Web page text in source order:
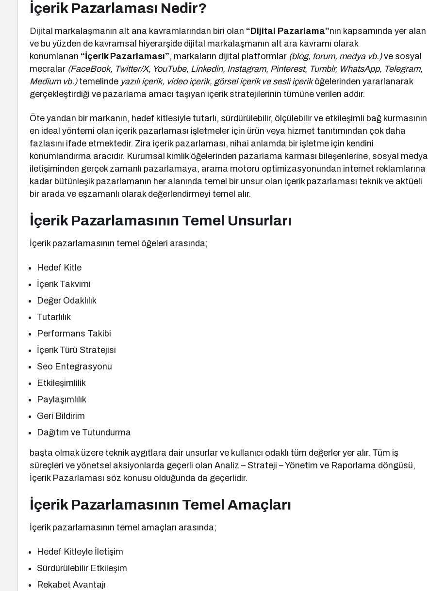
İçerik Pazarlaması Nedir?
Dijital markalaşmanın alt ana kavramlarından biri olan “Dijital Pazarlama”nın kapsamında yer alan
ve bu yüzden de kavramsal hiyerarşide dijital markalaşmanın alt ara kavramı olarak
konumlanan “İçerik Pazarlaması”, markaların dijital platformlar (blog, forum, medya vb.)ve sosyal
mecralar (FaceBook, Twitter/X, YouTube, Linkedin, Instagram, Pinterest, Tumblr, WhatsApp, Telegram,
Medium vb.) temelinde yazılı içerik, video içerik, görsel içerik ve sesli içeriköğelerinden yararlanarak
gerçekleştirdiği ve pazarlama amacı taşıyan içerik stratejilerinin tümüne verilen addır.
Öte yandan bir markanın, hedef kitlesiyle tutarlı, sürdürülebilir, ölçülebilir ve etkileşimli bağ kurmasının
en ideal yöntemi olan içerik pazarlaması işletmeler için ürün veya hizmet tanıtımından çok daha
fazlasını ifade etmektedir. Zira içerik pazarlaması, nihai anlamda bir işletme için kendini
konumlandırma aracıdır. Kurumsal kimlik öğelerinden pazarlama karması bileşenlerine, sosyal medya
iletişiminden gerçek zamanlı pazarlamaya, arama motoru optimizasyonundan internet reklamlarına
kadar bütünleşik pazarlamanın her alanında temel bir unsur olan içerik pazarlaması teknik ve aktüeli
bir arada ve eşzamanlı olarak değerlendirmeyi temel alır.
İçerik Pazarlamasının Temel Unsurları
İçerik pazarlamasının temel öğeleri arasında;
Hedef Kitle
İçerik Takvimi
Değer Odaklılık
Tutarlılık
Performans Takibi
İçerik Türü Stratejisi
Seo Entegrasyonu
Etkileşimlilik
Paylaşımlılık
Geri Bildirim
Dağıtım ve Tutundurma
başta olmak üzere teknik aygıtlara dair unsurlar ve kullanıcı odaklı tüm değerler yer alır. Tüm iş
süreçleri ve yönetsel aksiyonlarda geçerli olan Analiz – Strateji – Yönetim ve Raporlama döngüsü,
İçerik Pazarlaması söz konusu olduğunda da geçerlidir.
İçerik Pazarlamasının Temel Amaçları
İçerik pazarlamasının temel amaçları arasında;
Hedef Kitleyle İletişim
Sürdürülebilir Etkileşim
Rekabet Avantajı